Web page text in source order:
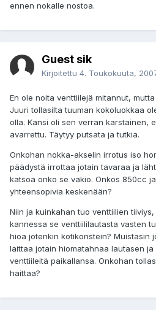
ennen nokalle nostoa.
Guest sik
Kirjoitettu 4. Toukokuuta,
En ole noita venttiilejä mitannut,
Juuri tollasilta tuuman kokoluokkaa
olla. Kansi oli sen verran karstainen,
avarrettu. Täytyy putsata ja tutkia.
Onkohan nokka-akselin irrotus iso
päädystä irrottaa jotain tavaraa ja
katsoa onko se vakio. Onkos 850cc
yhteensopivia keskenään?
Niin ja kuinkahan tuo venttiilien
kannessa se venttiililautasta vasten
hioa jotenkin kotikonstein? Muistasin
laittaa jotain hiomatahnaa lautasen
venttiileitä paikallansa. Onkohan
haittaa?